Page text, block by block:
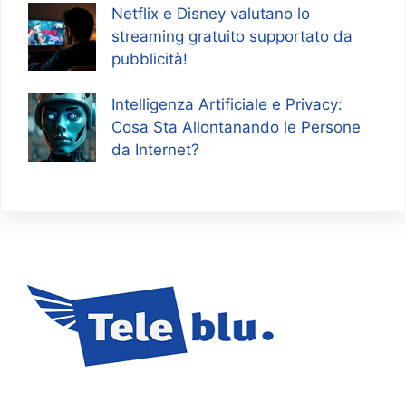
Netflix e Disney valutano lo
streaming gratuito supportato da
pubblicità!
Intelligenza Artificiale e Privacy:
Cosa Sta Allontanando le Persone
da Internet?